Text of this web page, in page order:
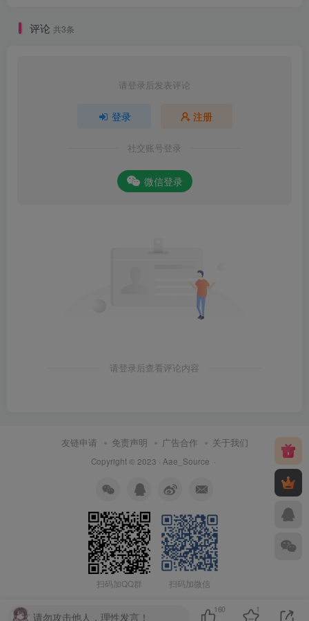
评论 共3条
请登录后发表评论
登录 注册
社交账号登录
微信登录
请登录后查看评论内容
友链申请 免责声明 广告合作 关于我们
Copyright © 2023 · Aae_Source ·
扫码加QQ群 扫码加微信
请勿攻击他人，理性发言！
160 1